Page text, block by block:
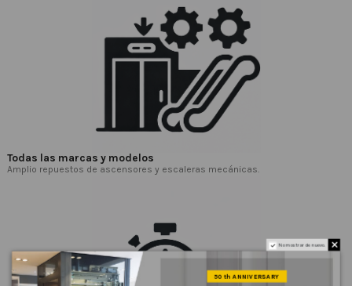
Todas las marcas y modelos
Amplio repuestos de ascensores y escaleras mecánicas.
No mostrar de nuevo.
50th ANNIVERSARY